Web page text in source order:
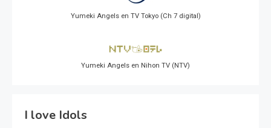
Yumeki Angels en TV Tokyo (Ch 7 digital)
Yumeki Angels en Nihon TV (NTV)
I love Idols